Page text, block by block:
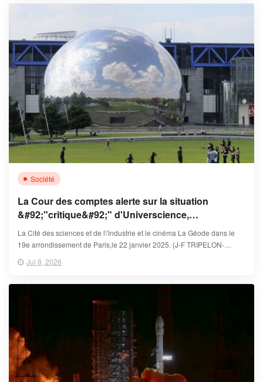
Société
La Cour des comptes alerte sur la situation
&#92;"critique&#92;" d'Universcience,
établissement chapeautant la Cité des sciences et
le Palais de la découverte à Paris
La Cité des sciences et de l\'industrie et le cinéma La Géode dans le
19e arrondissement de Paris,le 22 janvier 2025. (J-F TRIPELON-
Jul 8, 2026